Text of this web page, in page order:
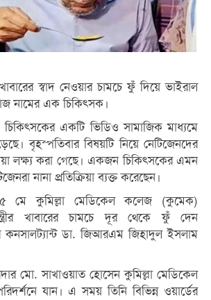
খাবারের স্বাদ নেওয়ার চামচে ফুঁ দিয়ে ভাইরাল
নামের এক চিকিৎসক।
একটি ভিডিও সামাজিক মাধ্যমে
বৃহস্পতিবার বিষয়টি নিয়ে নেটিজেনদের
লক্ষ্য করা গেছে। একজন চিকিৎসকের এমন
নানা প্রতিক্রিয়া ব্যক্ত করেছেন।
কুমিল্লা মেডিকেল কলেজ (কুমেক)
খাবারের চামচে দূর থেকে ফুঁ দেন
কনসালট্যান্ট ডা. জিআরএম জিহাদুল ইসলাম
সরদার মো. সাখাওয়াত হোসেন কুমিল্লা মেডিকেল
যান। এ সময় তিনি বিভিন্ন ওয়ার্ডের